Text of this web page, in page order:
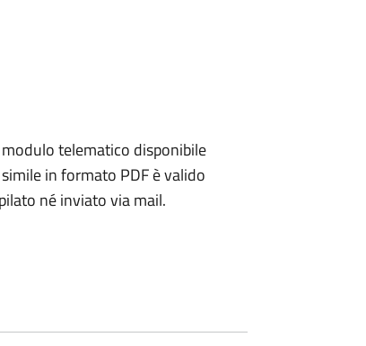
telematico disponibile
in formato PDF è valido
né inviato via mail.